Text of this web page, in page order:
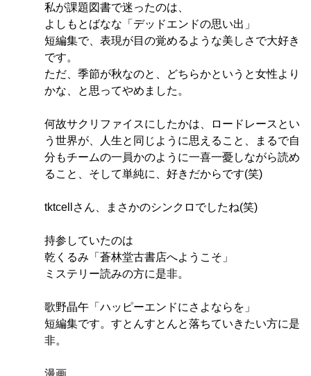
私が課題図書で迷ったのは、
よしもとばなな「デッドエンドの思い出」
短編集で、表現が目の覚めるような美しさで大好き
です。
ただ、季節が秋なのと、どちらかというと女性より
かな、と思ってやめました。
何故サクリファイスにしたかは、ロードレースとい
う世界が、人生と同じように思えること、まるで自
分もチームの一員かのように一喜一憂しながら読め
ること、そして単純に、好きだからです(笑)
tktcellさん、まさかのシンクロでしたね(笑)
持参していたのは
乾くるみ「蒼林堂古書店へようこそ」
ミステリー読みの方に是非。
歌野晶午「ハッピーエンドにさよならを」
短編集です。すとんすとんと落ちていきたい方に是
非。
漫画